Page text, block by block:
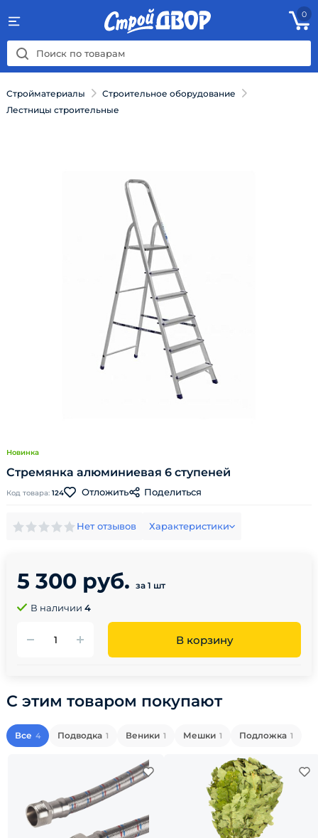
0
Стройматериалы
Строительное оборудование
Лестницы строительные
Новинка
Стремянка алюминиевая 6 ступеней
Код товара: 124 Отложить Поделиться
Нет отзывов Характеристики
5 300 руб. за 1 шт
В наличии 4
В корзину
С этим товаром покупают
Все 4 Подводка 1 Веники 1 Мешки 1 Подложка 1